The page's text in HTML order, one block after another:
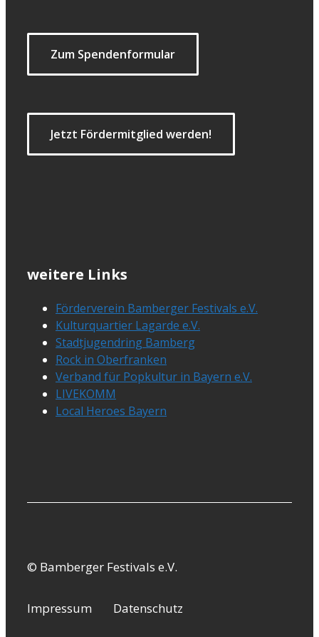
Zum Spendenformular
Jetzt Fördermitglied werden!
weitere Links
Förderverein Bamberger Festivals e.V.
Kulturquartier Lagarde e.V.
Stadtjugendring Bamberg
Rock in Oberfranken
Verband für Popkultur in Bayern e.V.
LIVEKOMM
Local Heroes Bayern
© Bamberger Festivals e.V.
Impressum Datenschutz